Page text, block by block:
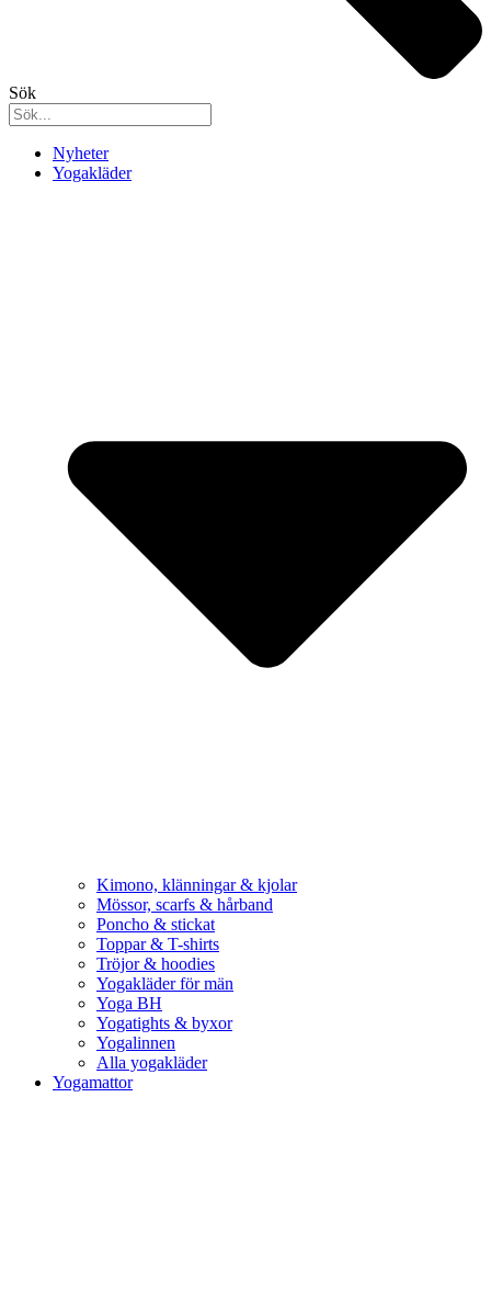
Sök
Nyheter
Yogakläder
Kimono, klänningar & kjolar
Mössor, scarfs & hårband
Poncho & stickat
Toppar & T-shirts
Tröjor & hoodies
Yogakläder för män
Yoga BH
Yogatights & byxor
Yogalinnen
Alla yogakläder
Yogamattor